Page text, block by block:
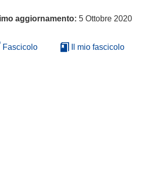
aggiornamento: 5 Ottobre 2020
Fascicolo Il mio fascicolo